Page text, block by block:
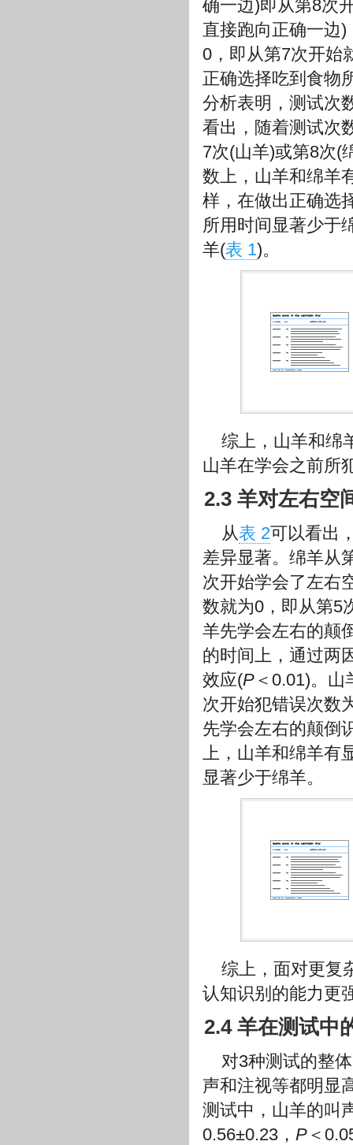
确一边)即从第8次
直接跑向正确一边
0，即从第7次开始
正确选择吃到食物
分析表明，测试次
看出，随着测试次
7次(山羊)或第8次(
数上，山羊和绵羊
样，在做出正确选
所用时间显著少于
羊(表 1)。
综上，山羊和绵
山羊在学会之前所
2.3 羊对左右空
从表 2可以看出
差异显著。绵羊从
次开始学会了左右
数就为0，即从第5
羊先学会左右的颠
的时间上，通过两
效应(P ＜0.01)。
次开始犯错误次数
先学会左右的颠倒
上，山羊和绵羊有
显著少于绵羊。
综上，面对更复
认知识别的能力更
2.4 羊在测试中
对3种测试的整
声和注视等都明显
测试中，山羊的叫
0.56±0.23， P ＜